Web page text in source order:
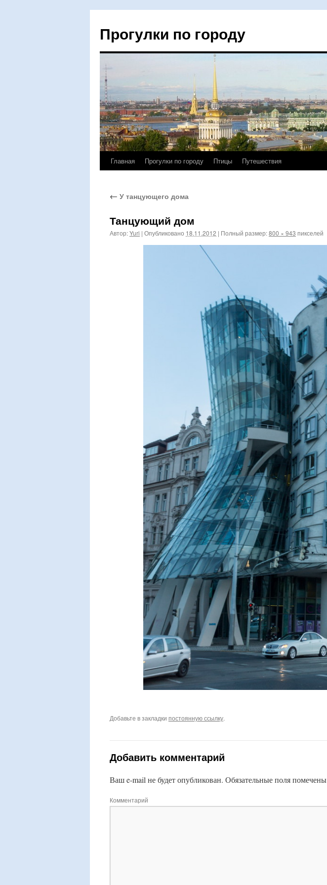
Прогулки по городу
Перейти
содержимому
Главная Прогулки по городу Птицы Путешествия
← У танцующего дома
Танцующий дом
Автор:Yuri | Опубликовано 18.11.2012 | Полный размер:800 × 943 пикселей
Добавьте в закладки постоянную ссылку.
Добавить комментарий
Ваш e-mail не будет опубликован. Обязательные поля помечены
Комментарий